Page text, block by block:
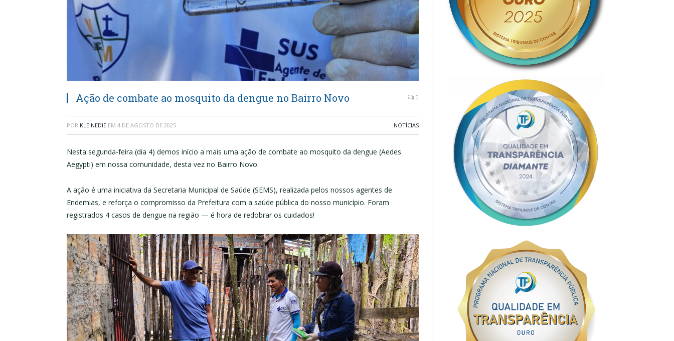
Ação de combate ao mosquito da dengue no Bairro Novo 0
POR KLEINEDIE EM 4 DE AGOSTO DE 2025 NOTÍCIAS
Nesta segunda-feira (dia 4) demos início a mais uma ação de combate ao mosquito da dengue (Aedes
Aegypti) em nossa comunidade, desta vez no Bairro Novo.
A ação é uma iniciativa da Secretaria Municipal de Saúde (SEMS), realizada pelos nossos agentes de
Endemias, e reforça o compromisso da Prefeitura com a saúde pública do nosso município. Foram
registrados 4 casos de dengue na região — é hora de redobrar os cuidados!